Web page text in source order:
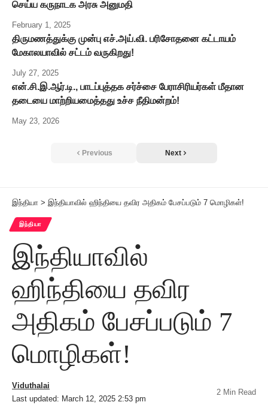
செய்ய கருநாடக அரசு அனுமதி
February 1, 2025
திருமணத்துக்கு முன்பு எச்.அய்.வி. பரிசோதனை கட்டாயம்
மேகாலயாவில் சட்டம் வருகிறது!
July 27, 2025
என்.சி.இ.ஆர்.டி., பாடப்புத்தக சர்ச்சை பேராசிரியர்கள் மீதான
தடையை மாற்றியமைத்தது உச்ச நீதிமன்றம்!
May 23, 2026
Previous Next
இந்தியா > இந்தியாவில் ஹிந்தியை தவிர அதிகம் பேசப்படும் 7 மொழிகள்!
இந்தியா
இந்தியாவில்
ஹிந்தியை தவிர
அதிகம் பேசப்படும் 7
மொழிகள்!
Last updated: March 12, 2025 2:53 pm
Viduthalai
2 Min Read